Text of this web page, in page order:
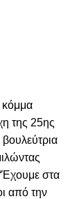
κόμμα
της 25ης
στα
από την